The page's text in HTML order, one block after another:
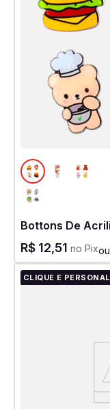
Bottons De
R$ 12,51 no Pixou
CLIQUE E